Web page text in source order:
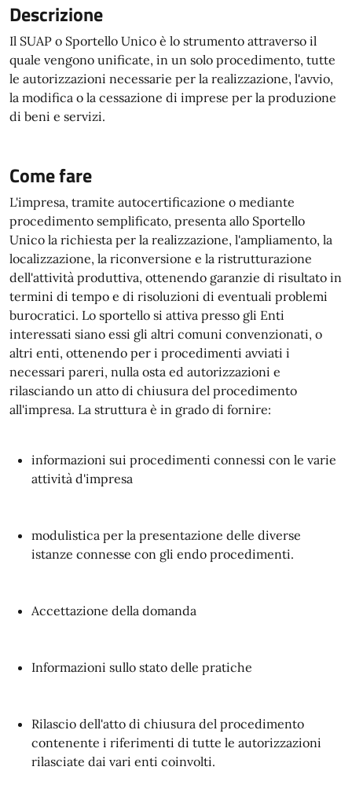
Descrizione
Il SUAP o Sportello Unico è lo strumento attraverso il
quale vengono unificate, in un solo procedimento, tutte
le autorizzazioni necessarie per la realizzazione, l'avvio,
la modifica o la cessazione di imprese per la produzione
di beni e servizi.
Come fare
L'impresa, tramite autocertificazione o mediante
procedimento semplificato, presenta allo Sportello
Unico la richiesta per la realizzazione, l'ampliamento, la
localizzazione, la riconversione e la ristrutturazione
dell'attività produttiva, ottenendo garanzie di risultato in
termini di tempo e di risoluzioni di eventuali problemi
burocratici. Lo sportello si attiva presso gli Enti
interessati siano essi gli altri comuni convenzionati, o
altri enti, ottenendo per i procedimenti avviati i
necessari pareri, nulla osta ed autorizzazioni e
rilasciando un atto di chiusura del procedimento
all'impresa. La struttura è in grado di fornire:
informazioni sui procedimenti connessi con le varie
attività d'impresa
modulistica per la presentazione delle diverse
istanze connesse con gli endo procedimenti.
Accettazione della domanda
Informazioni sullo stato delle pratiche
Rilascio dell'atto di chiusura del procedimento
contenente i riferimenti di tutte le autorizzazioni
rilasciate dai vari enti coinvolti.